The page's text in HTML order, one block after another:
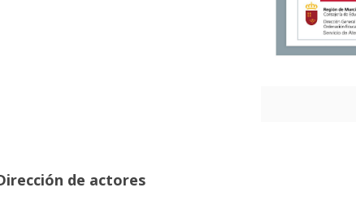
de actores